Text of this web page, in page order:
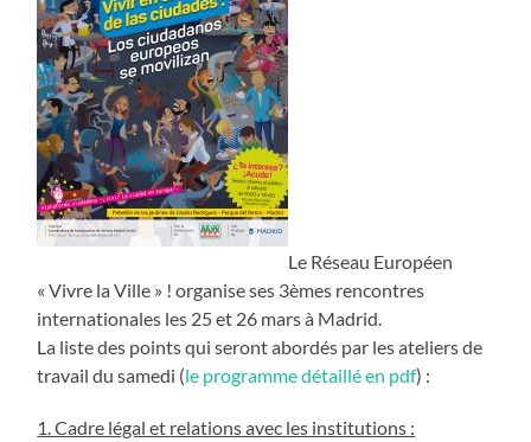
Le Réseau Européen
« Vivre la Ville » ! organise ses 3èmes rencontres
internationales les 25 et 26 mars à Madrid.
La liste des points qui seront abordés par les ateliers de
travail du samedi (le programme détaillé en pdf) :
1. Cadre légal et relations avec les institutions :